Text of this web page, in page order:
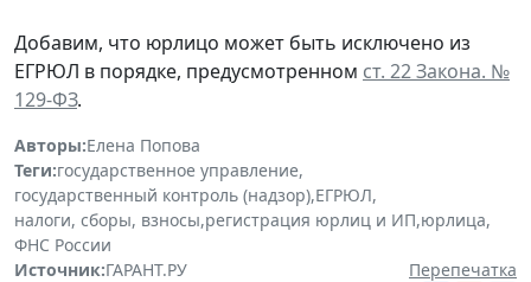
Добавим, что юрлицо может быть исключено из
ЕГРЮЛ в порядке, предусмотренном ст. 22 Закона. №
129-ФЗ.
Авторы:Елена Попова
Теги:государственное управление,
государственный контроль (надзор),ЕГРЮЛ,
налоги, сборы, взносы,регистрация юрлиц и ИП,юрлица,
ФНС России
Источник:ГАРАНТ.РУ
Перепечатка